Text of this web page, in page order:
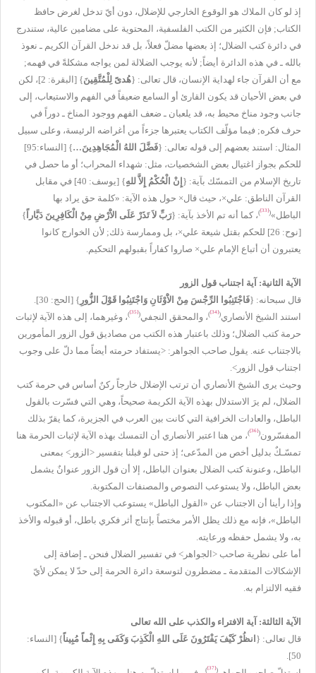
إذ لو كان الملاك هو الوقوع الخارجي للإضلال، دون أيّ تدخل لغرض حافظ
الكتاب; فإن الكثير من الكتب الفلسفية، المحتوية على مضامين عالية، ستندرج
في دائرة كتب الضلال؛ إذ بعضها مضلّ فعلاً، بل قد ندخل القرآن الكريم ـ نعوذ
بالله ـ في هذه الدائرة أيضاً; لأنه يوجب الضلالة لمن يواجه مشكلةً في فهمه;
مع أن القرآن جاء لهداية الإنسان، قال تعالى: {هُدىً لِلْمُتَّقِينَ
} [البقرة: 2]، لكن
في بعض الأحيان قد يكون القارئ أو السامع ضعيفاً في الفهم والاستيعاب، إلى
جانب وجود مناخ محيط به، قد يلعبان ـ ضعف الفهم ووجود المناخ ـ دوراً في
حرف فكره; فيما مؤلّف الكتاب يعتبرها جزءاً من أغراضه الرئيسة، وعلى سبيل
المثال: استند بعضهم إلى قوله تعالى: {فَضَّلَ اللهُ الْمُجَاهِدِينَ…
} [النساء:95]
للحكم بجواز اغتيال بعض الشخصيات، مثل: شهداء المحراب؛ أو ما حصل في
تاريخ الإسلام من التمسّك بآية: {إِنْ الْحُكْمُ إِلاَّ للهِِ
} [يوسف: 40] في مقابل
القرآن الناطق: علي×، حيث قال× حول هذه الآية: «كلمة حق يراد بها
الباطل»(
[33]
)، كما أنه تم الأخذ بآية: {رَبِّ لاَ تَذَرْ عَلَى الاَْرْضِ مِنْ الْكَافِرِينَ دَيَّاراً}
[نوح: 26] للحكم بقتل شيعة علي×، بل وممارسة ذلك; لأن الخوارج كانوا
يعتبرون أن أتباع الإمام علي× صاروا كفاراً بقبولهم التحكيم.
الآية الثانية: آية اجتناب قول الزور
قال سبحانه: {فَاجْتَنِبُوا الرِّجْسَ مِنْ الاَْوْثَانِ وَاجْتَنِبُوا قَوْلَ الزُّورِ } [الحج: 30].
استند الشيخ الأنصاري(
[34]
)، والمحقق النجفي(
[35]
)، وغيرهما، إلى هذه الآية لإثبات
حرمة كتب الضلال؛ وذلك باعتبار هذه الكتب من مصاديق قول الزور المأمورين
بالاجتناب عنه. يقول صاحب الجواهر: <يستفاد حرمته أيضاً مما دلّ على وجوب
اجتناب قول الزور>.
وحيث يرى الشيخ الأنصاري أن ترتب الإضلال خارجاً ركنٌ أساس في حرمة كتب
الضلال، لم يرَ الاستدلال بهذه الآية الكريمة صحيحاً، وهي التي فسّرت بالقول
الباطل، والعادات الخرافية التي كانت بين العرب في الجزيرة، كما يقرّ بذلك
المفسّرون(
[36]
)، من هنا اعتبر الأنصاري أن التمسك بهذه الآية لإثبات الحرمة هنا
تمسّـكٌ بدليل أخص من المدّعى؛ إذ حتى لو قبلنا بتفسير <الزور> بمعنى
الباطل، وعنونة كتب الضلال بعنوان الباطل، إلا أن قول الزور عنوانٌ يشمل
بعض الباطل، ولا يستوعب النصوص والمصنفات المكتوبة.
وإذا رأينا أن الاجتناب عن «القول الباطل» يستوعب الاجتناب عن «المكتوب
الباطل»، فإنه مع ذلك يظل الأمر مختصاً بإنتاج أثر فكري باطل، أو قبوله والأخذ
به، ولا يشمل حفظه ورعايته.
أما على نظرية صاحب <الجواهر> في تفسير الضلال فنحن ـ إضافة إلى
الإشكالات المتقدمة ـ مضطرون لتوسعة دائرة الحرمة إلى حدّ لا يمكن لأيّ
فقيه الالتزام به.
الآية الثالثة: آية الافتراء والكذب على الله تعالى
قال تعالى: {انظُرْ كَيْفَ يَفْتَرُونَ عَلَى اللهِ الْكَذِبَ وَكَفَى بِهِ إِثْماً مُبِيناً} [النساء:
50].
(
[37]
)